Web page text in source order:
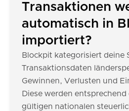
Transaktionen
automatisch in
importiert?
Blockpit kategorisiert deine
Transaktionsdaten
Gewinnen, Verlusten und
Diese werden entsprechend
gültigen nationalen